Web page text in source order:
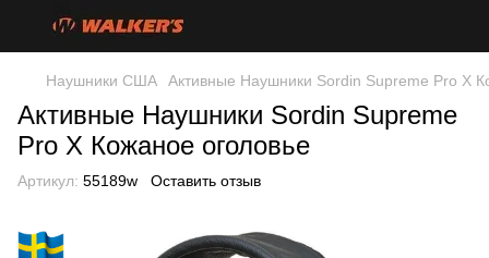
Наушники США Активные Наушники Sordin Supreme Pro X
Активные Наушники Sordin Supreme
Pro X Кожаное оголовье
Артикул: 55189w Оставить отзыв